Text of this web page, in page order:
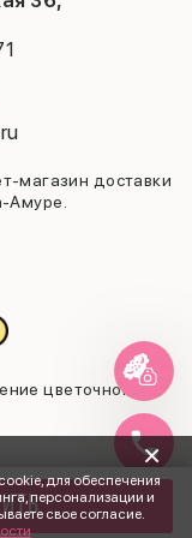
для обеспечения
персонализации и
свое согласие.
×
магазин доставки
Амуре.
цветочного